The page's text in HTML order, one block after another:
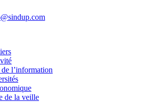
l’information
de la veille